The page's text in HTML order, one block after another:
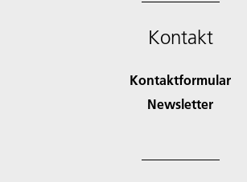
Kontakt
Kontaktformular
Newsletter